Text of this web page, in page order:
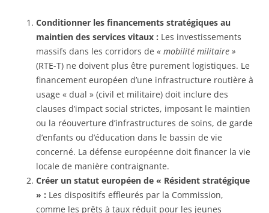
Conditionner les financements stratégiques au
maintien des services vitaux : Les investissements
massifs dans les corridors de « mobilité militaire »
(RTE-T) ne doivent plus être purement logistiques. Le
financement européen d’une infrastructure routière à
usage « dual » (civil et militaire) doit inclure des
clauses d’impact social strictes, imposant le maintien
ou la réouverture d’infrastructures de soins, de garde
d’enfants ou d’éducation dans le bassin de vie
concerné. La défense européenne doit financer la vie
locale de manière contraignante.
Créer un statut européen de « Résident stratégique
» : Les dispositifs effleurés par la Commission,
comme les prêts à taux réduit pour les jeunes